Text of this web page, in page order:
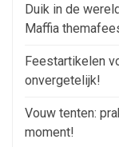
Duik in de
Maffia
Feestartikelen
onvergetelijk!
Vouw tenten:
moment!